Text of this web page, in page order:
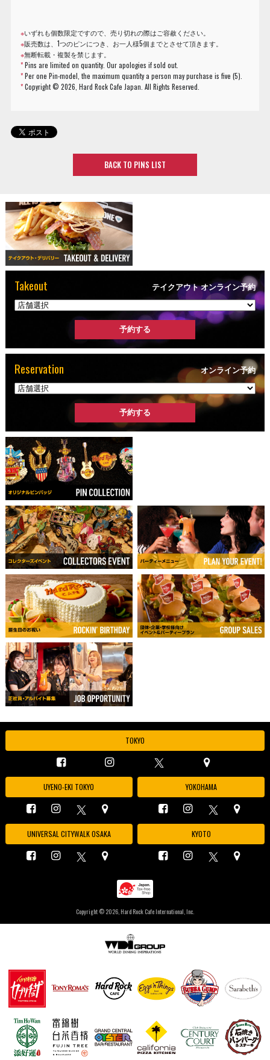
※いずれも個数限定ですので、売り切れの際はご容赦ください。
※販売数は、1つのピンにつき、お一人様5個までとさせて頂きます。
※無断転載・複製を禁じます。
*Pins are limited on quantity. Our apologies if sold out.
*Per one Pin-model, the maximum quantity a person may purchase is five (5).
*Copyright ©2026, Hard Rock Cafe Japan. All Rights Reserved.
BACK TO PINS LIST
Takeout テイクアウト オンライン予約
Reservation オンライン予約
TOKYO
UYENO-EKI TOKYO YOKOHAMA
UNIVERSAL CITYWALK OSAKA KYOTO
Copyright © 2026, Hard Rock Cafe International, Inc.